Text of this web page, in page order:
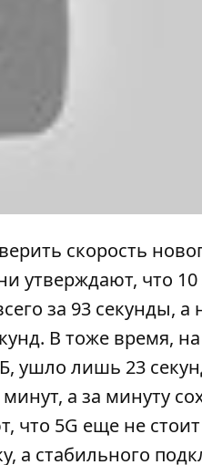
скорость
утверждают, что
за 93 секунды, а
В тоже время,
ушло лишь 23
а за минуту
что 5G еще не
а стабильного